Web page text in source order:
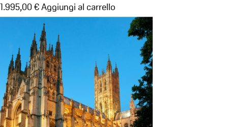
1.995,00 €Aggiungi al carrello